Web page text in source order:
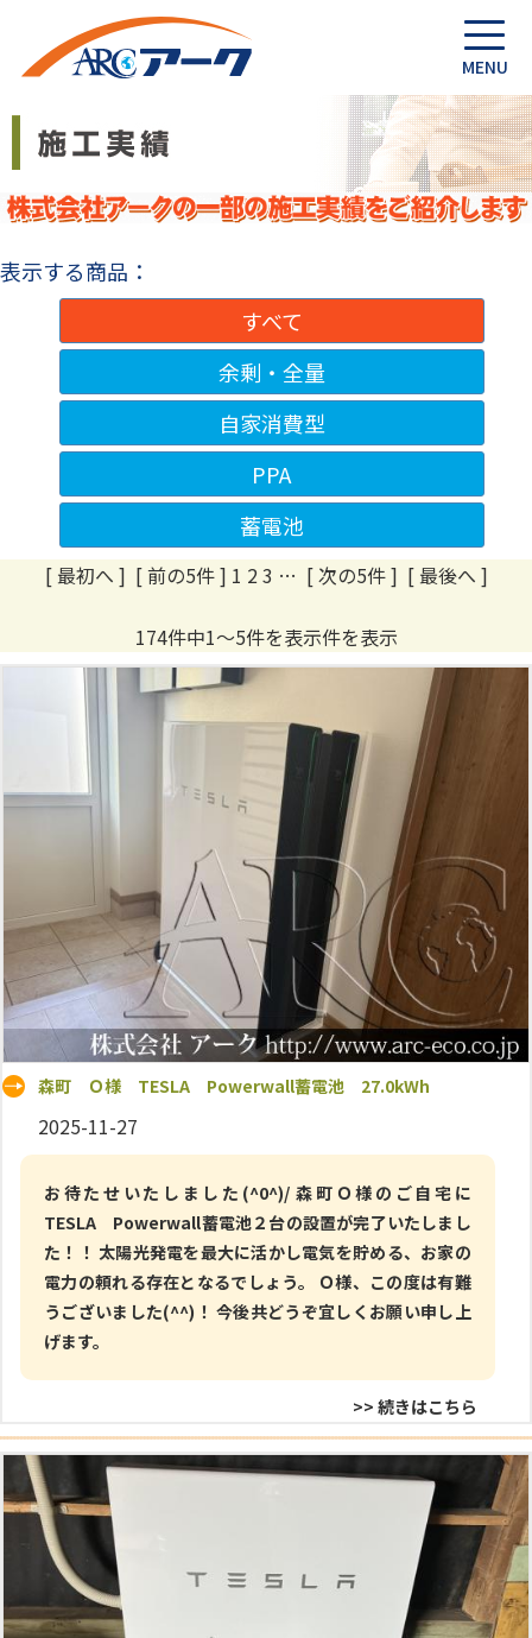
表示する商品：
すべて
余剰・全量
自家消費型
PPA
蓄電池
[ 最初へ ] [ 前の5件 ] 1 23 … [ 次の5件 ] [ 最後へ ]
174件中1～5件を表示件を表示
森町 Ｏ様 TESLA Powerwall蓄電池 27.0kWh
2025-11-27
お待たせいたしました(^0^)/ 森町Ｏ様のご自宅に
TESLA Powerwall蓄電池２台の設置が完了いたしまし
た！！ 太陽光発電を最大に活かし電気を貯める、お家の
電力の頼れる存在となるでしょう。 Ｏ様、この度は有難
うございました(^^)！ 今後共どうぞ宜しくお願い申し上
げます。
>> 続きはこちら